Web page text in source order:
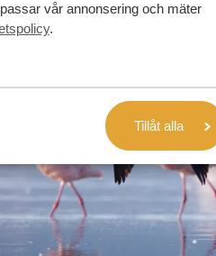
vår annonsering och mäter
.
Tillåt alla